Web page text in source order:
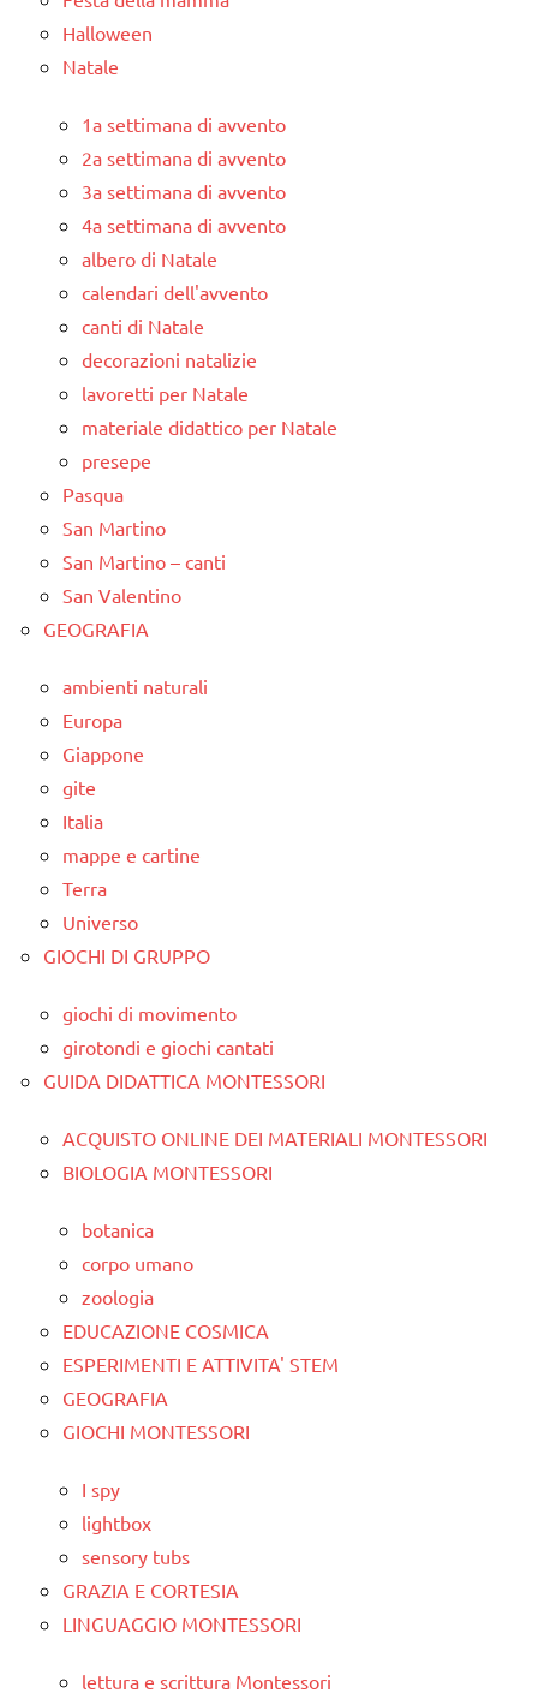
Halloween
Natale
1a settimana di avvento
2a settimana di avvento
3a settimana di avvento
4a settimana di avvento
albero di Natale
calendari dell'avvento
canti di Natale
decorazioni natalizie
lavoretti per Natale
materiale didattico per Natale
presepe
Pasqua
San Martino
San Martino – canti
San Valentino
GEOGRAFIA
ambienti naturali
Europa
Giappone
gite
Italia
mappe e cartine
Terra
Universo
GIOCHI DI GRUPPO
giochi di movimento
girotondi e giochi cantati
GUIDA DIDATTICA MONTESSORI
ACQUISTO ONLINE DEI MATERIALI MONTESSORI
BIOLOGIA MONTESSORI
botanica
corpo umano
zoologia
EDUCAZIONE COSMICA
ESPERIMENTI E ATTIVITA' STEM
GEOGRAFIA
GIOCHI MONTESSORI
I spy
lightbox
sensory tubs
GRAZIA E CORTESIA
LINGUAGGIO MONTESSORI
lettura e scrittura Montessori